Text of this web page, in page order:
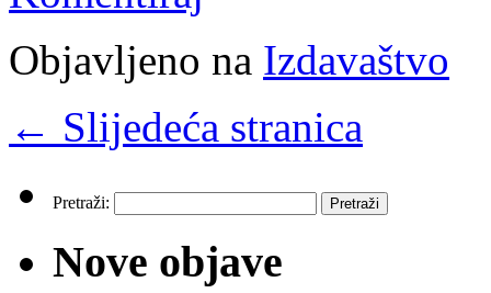
Objavljeno na Izdavaštvo
← Slijedeća stranica
Pretraži:
Nove objave